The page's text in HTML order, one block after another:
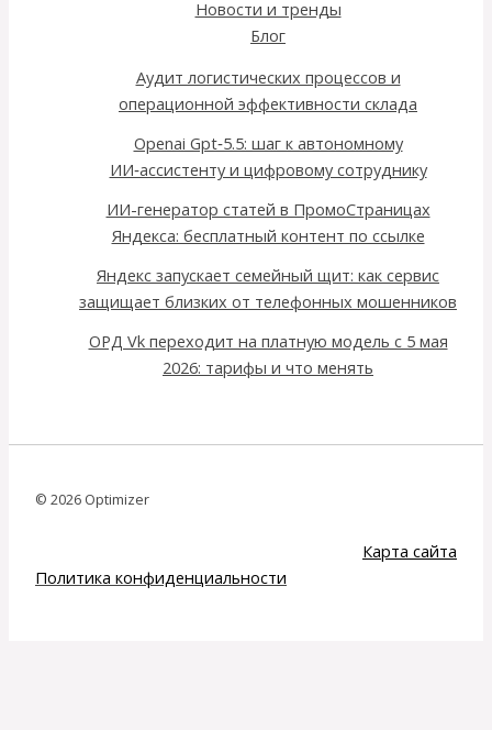
Новости и тренды
Блог
Аудит логистических процессов и
операционной эффективности склада
Openai Gpt‑5.5: шаг к автономному
ИИ‑ассистенту и цифровому сотруднику
ИИ-генератор статей в ПромоСтраницах
Яндекса: бесплатный контент по ссылке
Яндекс запускает семейный щит: как сервис
защищает близких от телефонных мошенников
ОРД Vk переходит на платную модель с 5 мая
2026: тарифы и что менять
© 2026 Optimizer
Карта сайта
Политика конфиденциальности